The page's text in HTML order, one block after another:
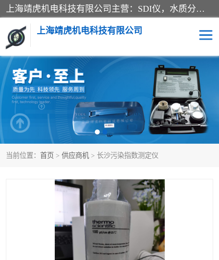
上海靖虎机电科技有限公司主营：SDI仪，水质分析仪，水质检测仪产品；上海靖虎机电科技有限公司在专业制造和研发等方面的强大的平台优势，利用自身在自动化仪表、自控系统及环保监测仪器的专长，以优良的技术，优越的产品质量和良好的服务质量与广大客户真诚合作。
上海靖虎机电科技有限公司
当前位置： 首页 > 供应商机 > 长沙污染指数测定仪
SDI仪 过滤膜过滤纸
PH电导测试笔 水质分析仪
水质检测仪 电导测试笔
PH电导测试仪